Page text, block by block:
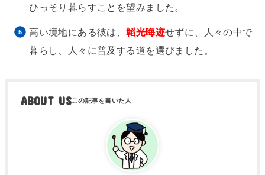
ひっそり暮らすことを望みました。
高い境地にある彼は、韜光晦迹せずに、人々の中で
暮らし、人々に普及する道を選びました。
ABOUT US